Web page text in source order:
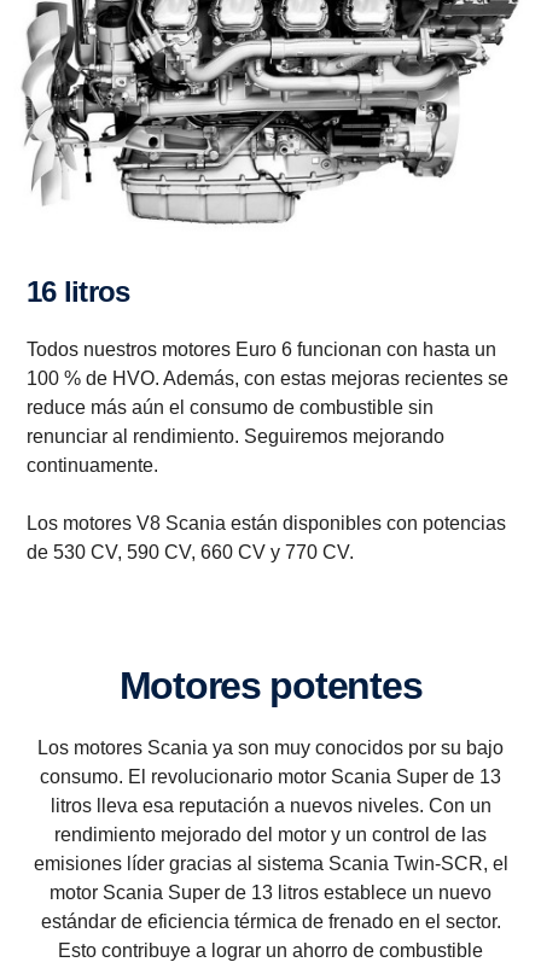
16 litros
Todos nuestros motores Euro 6 funcionan con hasta un
100 % de HVO. Además, con estas mejoras recientes se
reduce más aún el consumo de combustible sin
renunciar al rendimiento. Seguiremos mejorando
continuamente.
Los motores V8 Scania están disponibles con potencias
de 530 CV, 590 CV, 660 CV y 770 CV.
Motores potentes
Los motores Scania ya son muy conocidos por su bajo
consumo. El revolucionario motor Scania Super de 13
litros lleva esa reputación a nuevos niveles. Con un
rendimiento mejorado del motor y un control de las
emisiones líder gracias al sistema Scania Twin-SCR, el
motor Scania Super de 13 litros establece un nuevo
estándar de eficiencia térmica de frenado en el sector.
Esto contribuye a lograr un ahorro de combustible